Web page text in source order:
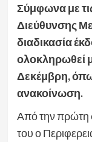
Σύμφωνα με
Διεύθυνσης
διαδικασία
ολοκληρωθεί
Δεκέμβρη,
ανακοίνωση.
Από την πρώτη
του ο